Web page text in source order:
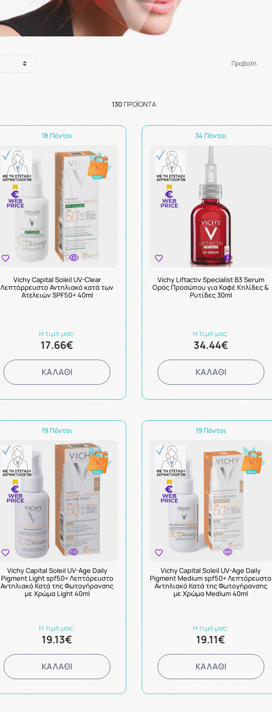
Προβολή
130ΠΡΟΪΌΝΤΑ
18 Πόντοι
Vichy Capital Soleil UV-Clear
Λεπτόρρευστο Αντηλιακό κατά των
Ατελειών SPF50+ 40ml
Η τιμή μας:
17.66€
ΚΑΛΑΘΙ
34 Πόντοι
Vichy Liftactiv Specialist B3 Serum
Ορός Προσώπου για Καφέ Κηλίδες &
Ρυτίδες 30ml
Η τιμή μας:
34.44€
ΚΑΛΑΘΙ
19 Πόντοι
Vichy Capital Soleil UV-Age Daily
Pigment Light spf50+ Λεπτόρευστο
Αντηλιακό Κατά της Φωτογήρανσης
με Χρώμα Light 40ml
Η τιμή μας:
19.13€
ΚΑΛΑΘΙ
19 Πόντοι
Vichy Capital Soleil UV-Age Daily
Pigment Medium spf50+ Λεπτόρευστο
Αντηλιακό Κατά της Φωτογήρανσης
με Χρώμα Medium 40ml
Η τιμή μας:
19.11€
ΚΑΛΑΘΙ